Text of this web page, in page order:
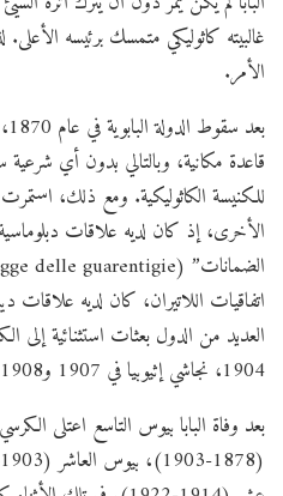
غالبيته كاثوليكي متمسك برئيسه
الأمر.
قاعدة مكانية، وبالتالي بدون أي شرعية
للكنيسة الكاثوليكية. ومع ذلك، استمرت
العديد من الدول بعثات استثنائية إلى
1904، نجاشي إثيوبيا في 1907 و1908 أو إمبراطور الصين في عام 1910.
بعد وفاة البابا بيوس التاسع اعتلى